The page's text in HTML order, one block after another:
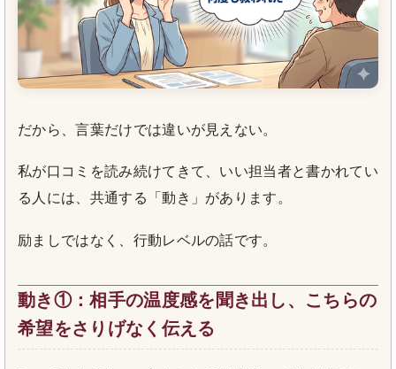
だから、言葉だけでは違いが見えない。
私が口コミを読み続けてきて、いい担当者と書かれてい
る人には、共通する「動き」があります。
励ましではなく、行動レベルの話です。
動き①：相手の温度感を聞き出し、こちらの
希望をさりげなく伝える